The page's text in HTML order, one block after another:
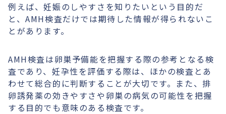
例えば、妊娠のしやすさを知りたいという目的だ
と、AMH検査だけでは期待した情報が得られないこ
とがあります。
AMH検査は卵巣予備能を把握する際の参考となる検
査であり、妊孕性を評価する際は、ほかの検査とあ
わせて総合的に判断することが大切です。また、排
卵誘発薬の効きやすさや卵巣の病気の可能性を把握
する目的でも意味のある検査です。